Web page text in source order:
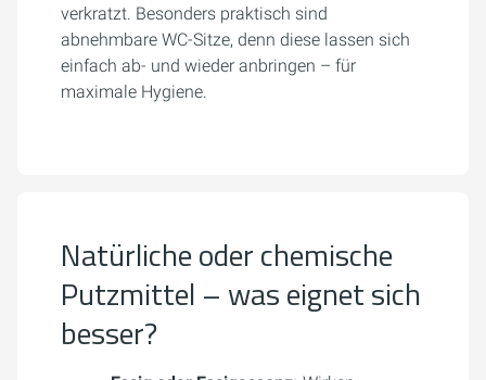
verkratzt. Besonders praktisch sind
abnehmbare WC-Sitze, denn diese lassen sich
einfach ab- und wieder anbringen – für
maximale Hygiene.
Natürliche oder chemische
Putzmittel – was eignet sich
besser?